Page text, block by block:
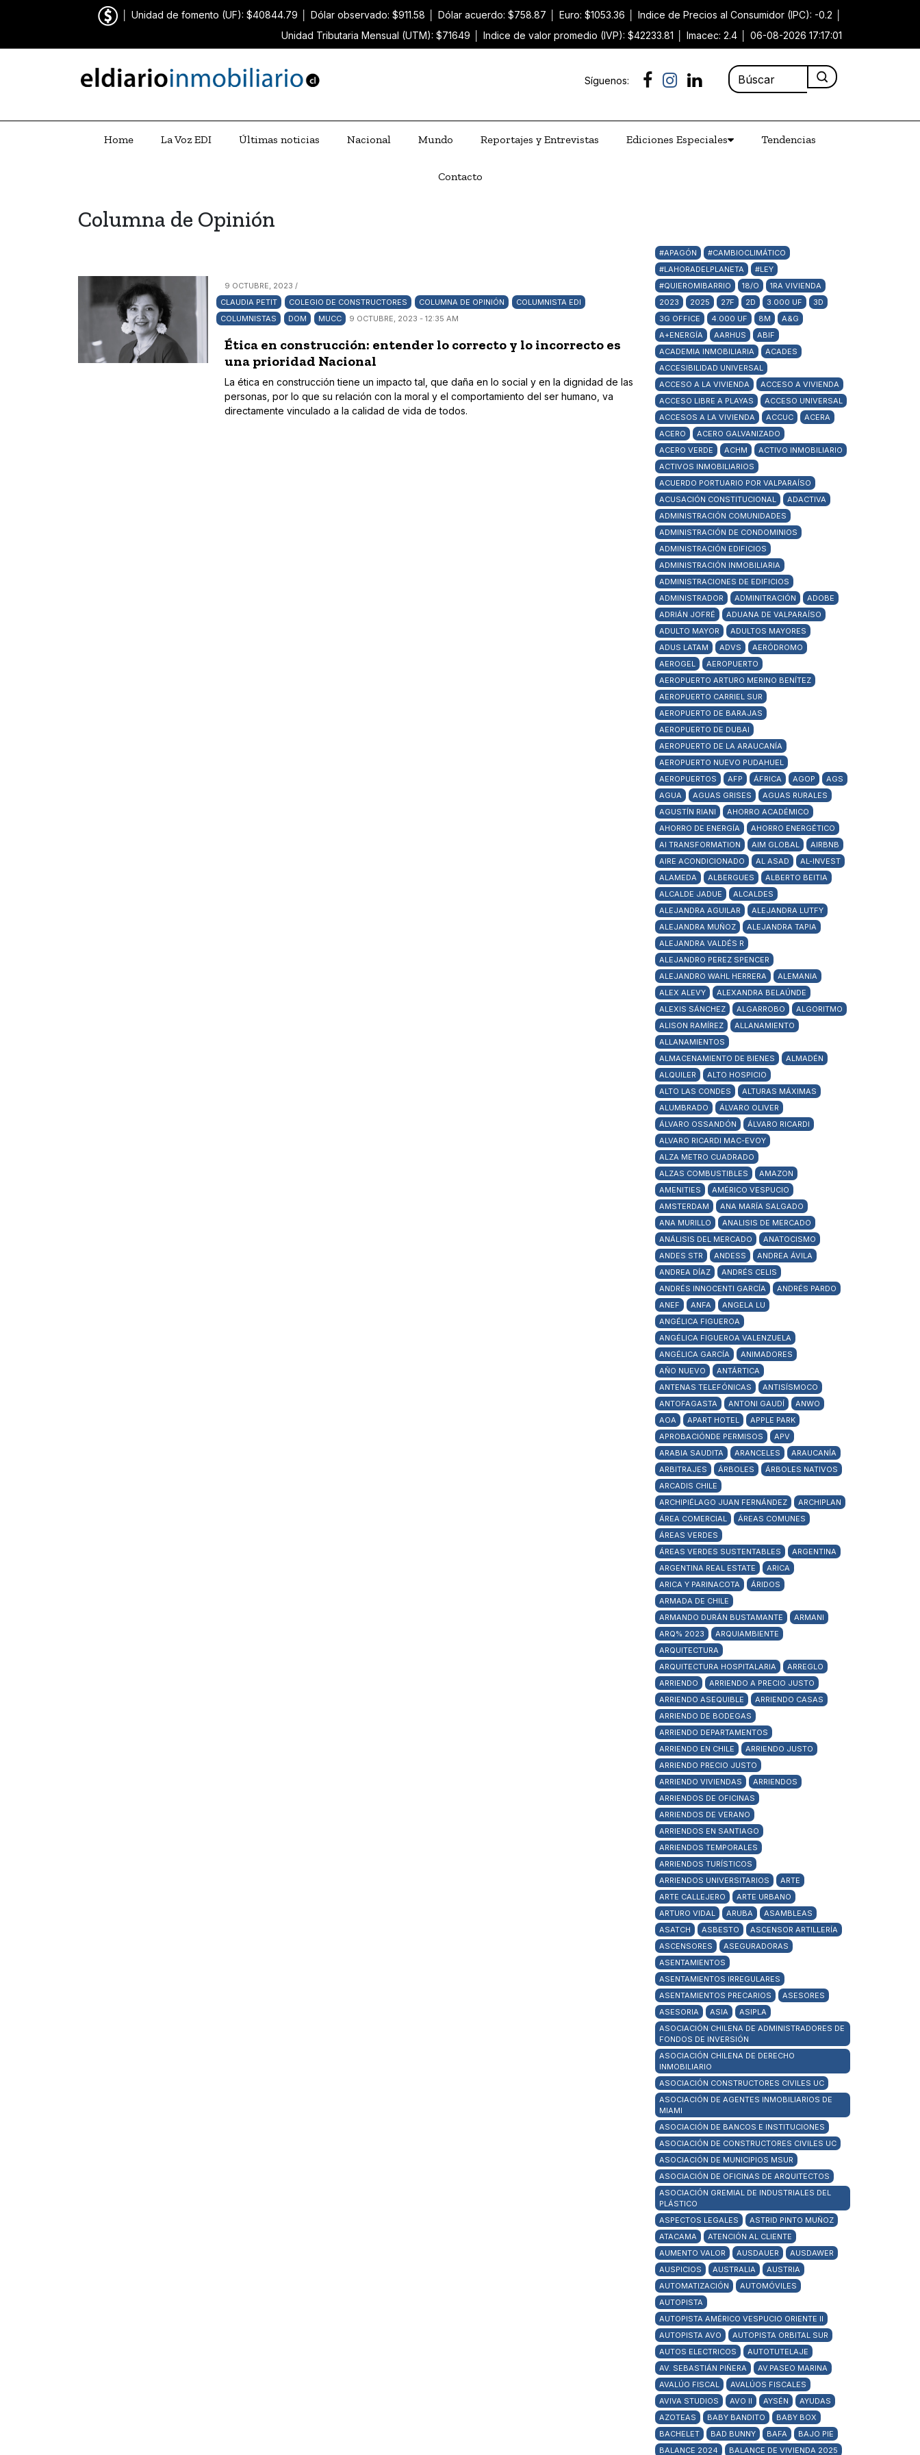
Unidad de fomento (UF): $40844.79 Dólar observado: $911.58 Dólar acuerdo: $758.87 Euro: $1053.36 Indice de Precios al Consumidor (IPC): -0.2
Unidad Tributaria Mensual (UTM): $71649
Indice de valor promedio (IVP): $42233.81 Imacec: 2.4 06-08-2026 17:17:01
Síguenos:
Home La Voz EDI Últimas noticias Nacional Mundo Reportajes y Entrevistas Ediciones Especiales Tendencias
Contacto
Columna de Opinión
9 OCTUBRE, 2023 /
CLAUDIA PETIT
COLEGIO DE CONSTRUCTORES COLUMNA DE OPINIÓN
COLUMNISTA EDI
COLUMNISTAS
DOM MUCC 9 OCTUBRE, 2023 - 12:35 AM
Ética en construcción: entender lo correcto y lo incorrecto es
una prioridad Nacional
La ética en construcción tiene un impacto tal, que daña en lo social y en la dignidad de las
personas, por lo que su relación con la moral y el comportamiento del ser humano, va
directamente vinculado a la calidad de vida de todos.
#APAGÓN
#CAMBIOCLIMÁTICO
#LAHORADELPLANETA
#LEY
#QUIEROMIBARRIO
18/O
1RA VIVIENDA
2023
2025 27F 2D 3.000 UF
3D
3G OFFICE
4.000 UF 8M
A&G
A+ENERGÍA
AARHUS
ABIF
ACADEMIA INMOBILIARIA
ACADES
ACCESIBILIDAD UNIVERSAL
ACCESO A LA VIVIENDA
ACCESO A VIVIENDA
ACCESO LIBRE A PLAYAS
ACCESO UNIVERSAL
ACCESOS A LA VIVIENDA
ACCUC
ACERA
ACERO
ACERO GALVANIZADO
ACERO VERDE
ACHM
ACTIVO INMOBILIARIO
ACTIVOS INMOBILIARIOS
ACUERDO PORTUARIO POR VALPARAÍSO
ACUSACIÓN CONSTITUCIONAL
ADACTIVA
ADMINISTRACIÓN COMUNIDADES
ADMINISTRACIÓN DE CONDOMINIOS
ADMINISTRACIÓN EDIFICIOS
ADMINISTRACIÓN INMOBILIARIA
ADMINISTRACIONES DE EDIFICIOS
ADMINISTRADOR
ADMINITRACIÓN
ADOBE
ADRIÁN JOFRÉ
ADUANA DE VALPARAÍSO
ADULTO MAYOR
ADULTOS MAYORES
ADUS LATAM
ADVS
AERÓDROMO
AEROGEL
AEROPUERTO
AEROPUERTO ARTURO MERINO BENÍTEZ
AEROPUERTO CARRIEL SUR
AEROPUERTO DE BARAJAS
AEROPUERTO DE DUBAI
AEROPUERTO DE LA ARAUCANÍA
AEROPUERTO NUEVO PUDAHUEL
AEROPUERTOS
AFP ÁFRICA AGOP
AGS
AGUA
AGUAS GRISES
AGUAS RURALES
AGUSTÍN RIANI
AHORRO ACADÉMICO
AHORRO DE ENERGÍA
AHORRO ENERGÉTICO
AI TRANSFORMATION
AIM GLOBAL
AIRBNB
AIRE ACONDICIONADO
AL ASAD
AL-INVEST
ALAMEDA
ALBERGUES
ALBERTO BEITIA
ALCALDE JADUE
ALCALDES
ALEJANDRA AGUILAR
ALEJANDRA LUTFY
ALEJANDRA MUÑOZ
ALEJANDRA TAPIA
ALEJANDRA VALDÉS R
ALEJANDRO PEREZ SPENCER
ALEJANDRO WAHL HERRERA
ALEMANIA
ALEX ALEVY
ALEXANDRA BELAÚNDE
ALEXIS SÁNCHEZ
ALGARROBO
ALGORITMO
ALISON RAMÍREZ
ALLANAMIENTO
ALLANAMIENTOS
ALMACENAMIENTO DE BIENES
ALMADÉN
ALQUILER
ALTO HOSPICIO
ALTO LAS CONDES
ALTURAS MÁXIMAS
ALUMBRADO
ÁLVARO OLIVER
ÁLVARO OSSANDÓN
ÁLVARO RICARDI
ALVARO RICARDI MAC-EVOY
ALZA METRO CUADRADO
ALZAS COMBUSTIBLES
AMAZON
AMENITIES
AMÉRICO VESPUCIO
AMSTERDAM
ANA MARÍA SALGADO
ANA MURILLO
ANALISIS DE MERCADO
ANÁLISIS DEL MERCADO
ANATOCISMO
ANDES STR
ANDESS
ANDREA ÁVILA
ANDREA DÍAZ
ANDRÉS CELIS
ANDRÉS INNOCENTI GARCÍA
ANDRÉS PARDO
ANEF
ANFA
ANGELA LU
ANGÉLICA FIGUEROA
ANGÉLICA FIGUEROA VALENZUELA
ANGÉLICA GARCÍA
ANIMADORES
AÑO NUEVO
ANTÁRTICA
ANTENAS TELEFÓNICAS
ANTISÍSMOCO
ANTOFAGASTA
ANTONI GAUDÍ
ANWO
AOA
APART HOTEL
APPLE PARK
APROBACIÓNDE PERMISOS
APV
ARABIA SAUDITA
ARANCELES
ARAUCANÍA
ARBITRAJES
ÁRBOLES
ÁRBOLES NATIVOS
ARCADIS CHILE
ARCHIPIÉLAGO JUAN FERNÁNDEZ
ARCHIPLAN
ÁREA COMERCIAL
ÁREAS COMUNES
ÁREAS VERDES
ÁREAS VERDES SUSTENTABLES
ARGENTINA
ARGENTINA REAL ESTATE
ARICA
ARICA Y PARINACOTA
ÁRIDOS
ARMADA DE CHILE
ARMANDO DURÁN BUSTAMANTE
ARMANI
ARQ% 2023
ARQUIAMBIENTE
ARQUITECTURA
ARQUITECTURA HOSPITALARIA
ARREGLO
ARRIENDO
ARRIENDO A PRECIO JUSTO
ARRIENDO ASEQUIBLE
ARRIENDO CASAS
ARRIENDO DE BODEGAS
ARRIENDO DEPARTAMENTOS
ARRIENDO EN CHILE
ARRIENDO JUSTO
ARRIENDO PRECIO JUSTO
ARRIENDO VIVIENDAS
ARRIENDOS
ARRIENDOS DE OFICINAS
ARRIENDOS DE VERANO
ARRIENDOS EN SANTIAGO
ARRIENDOS TEMPORALES
ARRIENDOS TURÍSTICOS
ARRIENDOS UNIVERSITARIOS
ARTE
ARTE CALLEJERO
ARTE URBANO
ARTURO VIDAL
ARUBA
ASAMBLEAS
ASATCH
ASBESTO
ASCENSOR ARTILLERÍA
ASCENSORES
ASEGURADORAS
ASENTAMIENTOS
ASENTAMIENTOS IRREGULARES
ASENTAMIENTOS PRECARIOS
ASESORES
ASESORIA
ASIA
ASIPLA
ASOCIACIÓN CHILENA DE ADMINISTRADORES DE
FONDOS DE INVERSIÓN
ASOCIACIÓN CHILENA DE DERECHO
INMOBILIARIO
ASOCIACIÓN CONSTRUCTORES CIVILES UC
ASOCIACIÓN DE AGENTES INMOBILIARIOS DE
MIAMI
ASOCIACIÓN DE BANCOS E INSTITUCIONES
ASOCIACIÓN DE CONSTRUCTORES CIVILES UC
ASOCIACIÓN DE MUNICIPIOS MSUR
ASOCIACIÓN DE OFICINAS DE ARQUITECTOS
ASOCIACIÓN GREMIAL DE INDUSTRIALES DEL
PLÁSTICO
ASPECTOS LEGALES
ASTRID PINTO MUÑOZ
ATACAMA
ATENCIÓN AL CLIENTE
AUMENTO VALOR
AUSDAUER
AUSDAWER
AUSPICIOS
AUSTRALIA
AUSTRIA
AUTOMATIZACIÓN
AUTOMÓVILES
AUTOPISTA
AUTOPISTA AMÉRICO VESPUCIO ORIENTE II
AUTOPISTA AVO
AUTOPISTA ORBITAL SUR
AUTOS ELECTRICOS
AUTOTUTELAJE
AV. SEBASTIÁN PIÑERA
AV.PASEO MARINA
AVALÚO FISCAL
AVALÚOS FISCALES
AVIVA STUDIOS
AVO II AYSÉN
AYUDAS
AZOTEAS
BABY BANDITO
BABY BOX
BACHELET
BAD BUNNY BAFA
BAJO PIE
BALANCE 2024
BALANCE DE VIVIENDA 2025